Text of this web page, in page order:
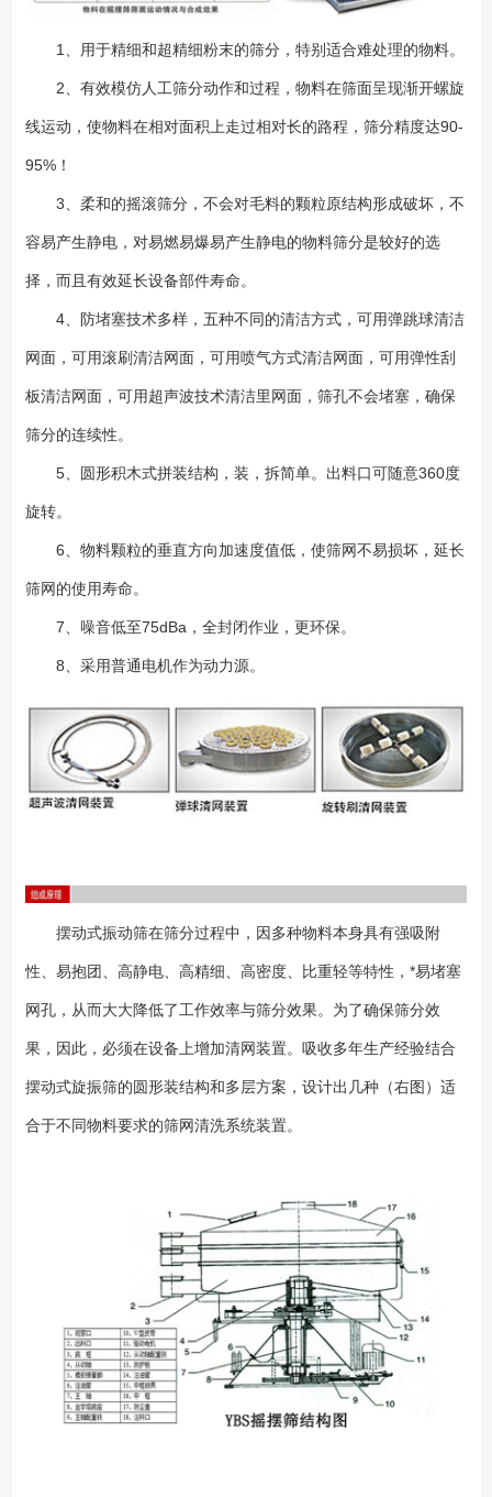
1、用于精细和超精细粉末的筛分，特别适合难处理的物料。
2、有效模仿人工筛分动作和过程，物料在筛面呈现渐开螺旋
线运动，使物料在相对面积上走过相对长的路程，筛分精度达90-
95%！
3、柔和的摇滚筛分，不会对毛料的颗粒原结构形成破坏，不
容易产生静电，对易燃易爆易产生静电的物料筛分是较好的选
择，而且有效延长设备部件寿命。
4、防堵塞技术多样，五种不同的清洁方式，可用弹跳球清洁
网面，可用滚刷清洁网面，可用喷气方式清洁网面，可用弹性刮
板清洁网面，可用超声波技术清洁里网面，筛孔不会堵塞，确保
筛分的连续性。
5、圆形积木式拼装结构，装，拆简单。出料口可随意360度
旋转。
6、物料颗粒的垂直方向加速度值低，使筛网不易损坏，延长
筛网的使用寿命。
7、噪音低至75dBa，全封闭作业，更环保。
8、采用普通电机作为动力源。
摆动式振动筛在筛分过程中，因多种物料本身具有强吸附
性、易抱团、高静电、高精细、高密度、比重轻等特性，*易堵塞
网孔，从而大大降低了工作效率与筛分效果。为了确保筛分效
果，因此，必须在设备上增加清网装置。吸收多年生产经验结合
摆动式旋振筛的圆形装结构和多层方案，设计出几种（右图）适
合于不同物料要求的筛网清洗系统装置。